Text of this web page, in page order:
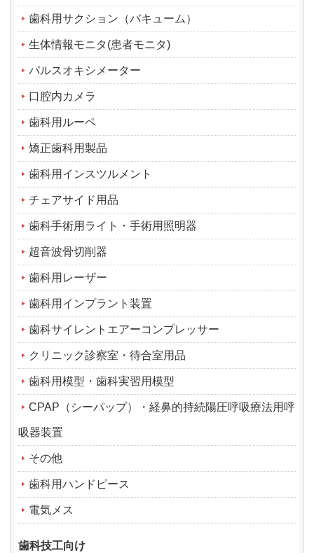
歯科用サクション（バキューム）
生体情報モニタ(患者モニタ)
パルスオキシメーター
口腔内カメラ
歯科用ルーペ
矯正歯科用製品
歯科用インスツルメント
チェアサイド用品
歯科手術用ライト・手術用照明器
超音波骨切削器
歯科用レーザー
歯科用インプラント装置
歯科サイレントエアーコンプレッサー
クリニック診察室・待合室用品
歯科用模型・歯科実習用模型
CPAP（シーパップ）・経鼻的持続陽圧呼吸療法用呼
吸器装置
その他
歯科用ハンドピース
電気メス
歯科技工向け